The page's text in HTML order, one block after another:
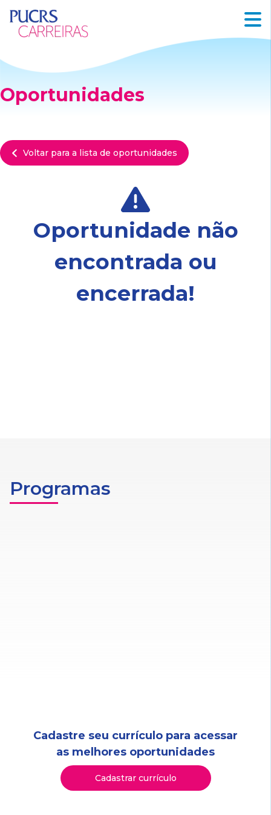
Oportunidades
Voltar para a lista de oportunidades
Oportunidade não
encontrada ou
encerrada!
Programas
Cadastre seu currículo para acessar
as melhores oportunidades
Cadastrar currículo